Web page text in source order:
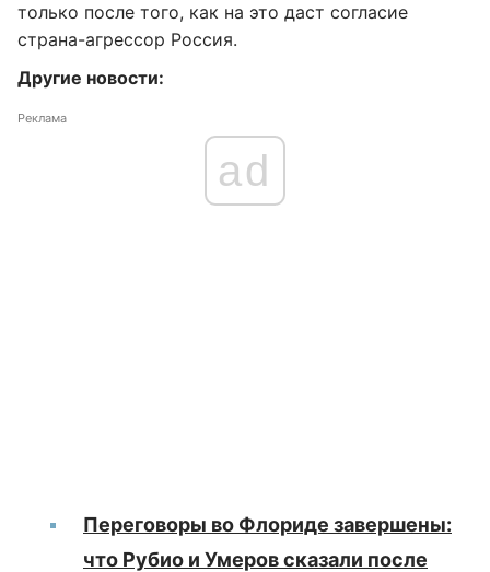
только после того, как на это даст согласие
страна-агрессор Россия.
Другие новости:
Реклама
ad
Переговоры во Флориде завершены:
что Рубио и Умеров сказали после